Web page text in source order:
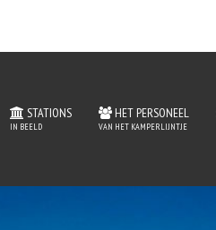
STATIONS
IN BEELD
HET PERSONEEL
VAN HET KAMPERLIJNTJE